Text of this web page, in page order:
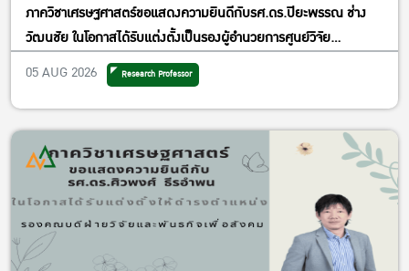
ภาควิชาเศรษฐศาสตร์ขอแสดงความยินดีกับรศ.ดร.ปิยะพรรณ ช่าง
วัฒนชัย ในโอกาสได้รับแต่งตั้งเป็นรองผู้อำนวยการศูนย์วิจัย
เศรษฐศาสตร์ประยุกต์ ฝ่ายพัฒนาคุณภาพ
05 AUG 2026 Research Professor